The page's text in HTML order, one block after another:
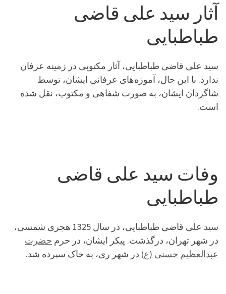
آثار سید علی قاضی
طباطبایی
سید علی قاضی طباطبایی، آثار مکتوبی در زمینه عرفان
ندارد. با این حال، آموزه‌های عرفانی ایشان، توسط
شاگردان ایشان، به صورت شفاهی و مکتوب، نقل شده
است.
وفات سید علی قاضی
طباطبایی
سید علی قاضی طباطبایی، در سال 1325 هجری شمسی،
در شهر تهران، درگذشت. پیکر ایشان، در حرم حضرت
عبدالعظیم حسنی (ع) در شهر ری، به خاک سپرده شد.